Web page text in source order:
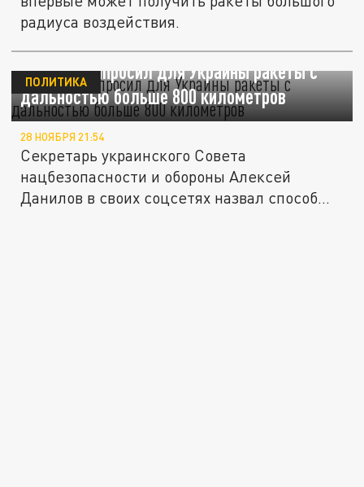
радиуса воздействия.
Данилов запросил для Украины ракеты с
дальностью больше 800 километров
ПОЛИТИКА
28 НОЯБРЯ 21:54
Секретарь украинского Совета
нацбезопасности и обороны Алексей
Данилов в своих соцсетях назвал способ...